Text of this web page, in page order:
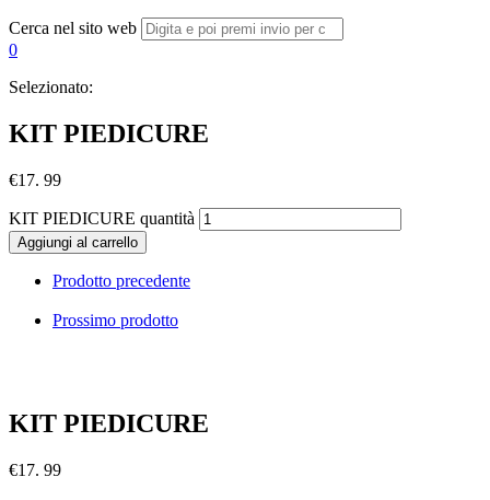
Cerca nel sito web
0
Selezionato:
KIT PIEDICURE
€17. 99
KIT PIEDICURE quantità
Aggiungi al carrello
Prodotto precedente
Prossimo prodotto
KIT PIEDICURE
€17. 99